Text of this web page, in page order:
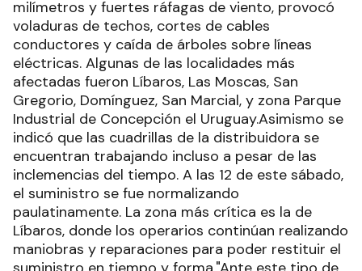
milímetros y fuertes ráfagas de viento, provocó
voladuras de techos, cortes de cables
conductores y caída de árboles sobre líneas
eléctricas. Algunas de las localidades más
afectadas fueron Líbaros, Las Moscas, San
Gregorio, Domínguez, San Marcial, y zona Parque
Industrial de Concepción el Uruguay.Asimismo se
indicó que las cuadrillas de la distribuidora se
encuentran trabajando incluso a pesar de las
inclemencias del tiempo. A las 12 de este sábado,
el suministro se fue normalizando
paulatinamente. La zona más crítica es la de
Líbaros, donde los operarios continúan realizando
maniobras y reparaciones para poder restituir el